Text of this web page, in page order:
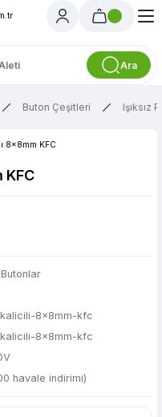
Ara
Buton Çeşitleri Işıksız
KFC
Butonlar
8x8mm-kfc
8x8mm-kfc
havale indirimi)